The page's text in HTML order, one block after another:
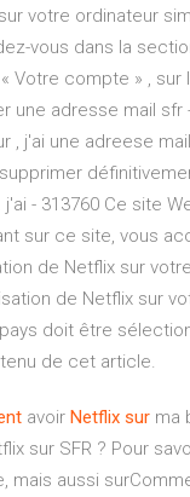
votre ordinateur
vous dans la
Votre compte » , sur
une adresse mail sfr
, j'ai une adreese
- 313760 Ce site
sur ce site, vous
de Netflix sur
de Netflix sur
doit être
de cet article.
avoir Netflix sur ma
sur SFR ? Pour
mais aussi